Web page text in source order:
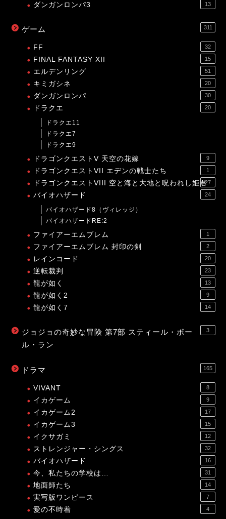
ダンガンロンパ3 13
ゲーム 311
FF 32
FINAL FANTASY XII 15
エルデンリング 51
キミガシネ 20
ダンガンロンパ 30
ドラクエ 20
ドラクエ11
ドラクエ7
ドラクエ9
ドラゴンクエストV 天空の花嫁 9
ドラゴンクエストVII エデンの戦士たち 1
ドラゴンクエストVIII 空と海と大地と呪われし姫君27
バイオハザード 24
バイオハザード8（ヴィレッジ）
バイオハザードRE:2
ファイアーエムブレム 1
ファイアーエムブレム 封印の剣 2
レインコード 20
逆転裁判 23
龍が如く 13
龍が如く2 9
龍が如く7 14
ジョジョの奇妙な冒険 第7部 スティール・ボー
ル・ラン
3
ドラマ 165
VIVANT 8
イカゲーム 9
イカゲーム2 17
イカゲーム3 15
イクサガミ 12
ストレンジャー・シングス 32
バイオハザード 16
今、私たちの学校は… 31
地面師たち 14
実写版ワンピース 7
愛の不時着 4